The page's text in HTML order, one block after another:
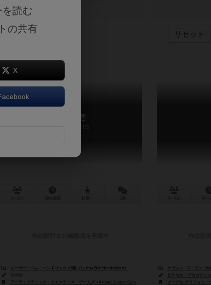
リセット
龍虎鳳雲
Dragon Tides
ルーサー・ベル・ヘンドリックス5世（Luther Bell Hendricks V）
ケヴィン・G・ヌン（Kevin G. Nunn）
アーティスティック・ジャスティス・ゲームズ（Artistic Justice Games）
ケヴィン・G・ヌン（
ピクセル・プロダクシ
イーグル-グリフォン・
読む
の共有
X